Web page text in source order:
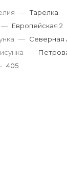
— Тарелка
— Европейская 2
— Северная
—
405